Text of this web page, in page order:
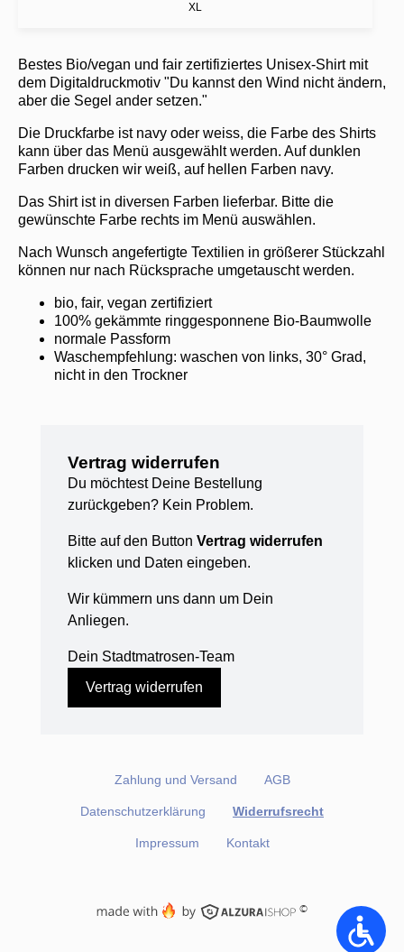
XL
Bestes Bio/vegan und fair zertifiziertes Unisex-Shirt mit
dem Digitaldruckmotiv "Du kannst den Wind nicht ändern,
aber die Segel ander setzen."
Die Druckfarbe ist navy oder weiss, die Farbe des Shirts
kann über das Menü ausgewählt werden. Auf dunklen
Farben drucken wir weiß, auf hellen Farben navy.
Das Shirt ist in diversen Farben lieferbar. Bitte die
gewünschte Farbe rechts im Menü auswählen.
Nach Wunsch angefertigte Textilien in größerer Stückzahl
können nur nach Rücksprache umgetauscht werden.
bio, fair, vegan zertifiziert
100% gekämmte ringgesponnene Bio-Baumwolle
normale Passform
Waschempfehlung: waschen von links, 30° Grad,
nicht in den Trockner
Vertrag widerrufen
Du möchtest Deine Bestellung
zurückgeben? Kein Problem.
Bitte auf den Button Vertrag widerrufen
klicken und Daten eingeben.
Wir kümmern uns dann um Dein
Anliegen.
Dein Stadtmatrosen-Team
Vertrag widerrufen
Zahlung und Versand AGB
Datenschutzerklärung Widerrufsrecht
Impressum Kontakt
©